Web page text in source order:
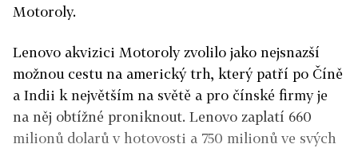
Motoroly.
Lenovo akvizici Motoroly zvolilo jako nejsnazší
možnou cestu na americký trh, který patří po Číně
a Indii k největším na světě a pro čínské firmy je
na něj obtížné proniknout. Lenovo zaplatí 660
milionů dolarů v hotovosti a 750 milionů ve svých